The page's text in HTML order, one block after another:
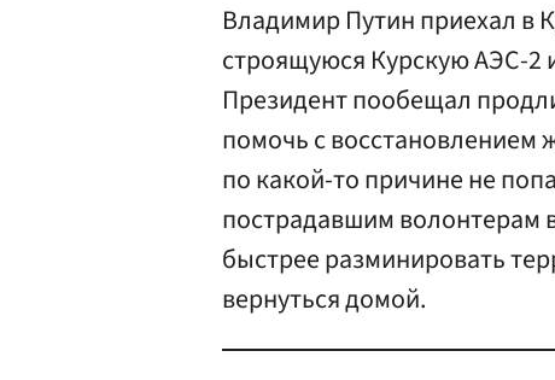
Владимир Путин приехал в
строящуюся Курскую АЭС-2
Президент пообещал
помочь с восстановлением
по какой-то причине не
пострадавшим волонтерам
быстрее разминировать
вернуться домой.